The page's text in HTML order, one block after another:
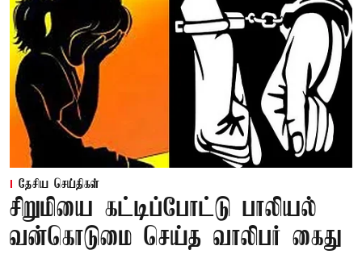
தேசிய செய்திகள்
சிறுமியை கட்டிப்போட்டு பாலியல்
வன்கொடுமை செய்த வாலிபர் கைது